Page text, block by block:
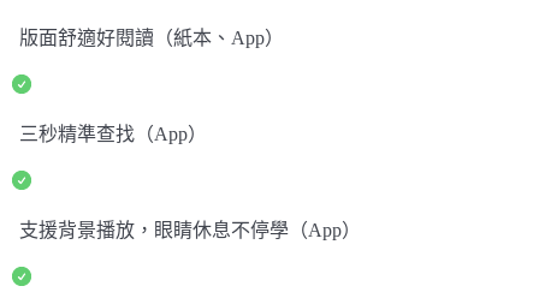
版面舒適好閱讀（紙本、App）
三秒精準查找（App）
支援背景播放，眼睛休息不停學（App）